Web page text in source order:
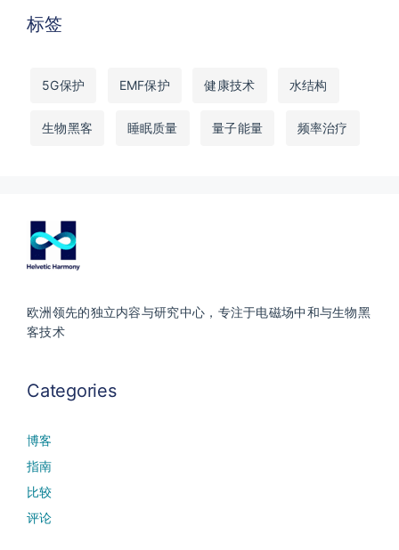
标签
5G保护 EMF保护 健康技术 水结构
生物黑客 睡眠质量 量子能量 频率治疗
欧洲领先的独立内容与研究中心，专注于电磁场中和与生物黑
客技术
Categories
博客
指南
比较
评论